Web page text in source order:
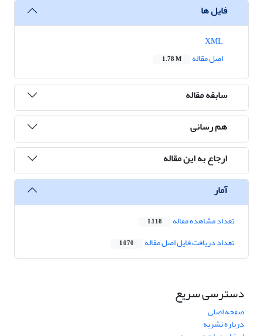
فایل ها
اصل مقاله
1.78 M
سابقه مقاله
هم رسانی
ارجاع به این مقاله
آمار
تعداد مشاهده مقاله 1,118
تعداد دریافت فایل اصل مقاله 1,070
دسترسی سریع
صفحه اصلی
درباره نشریه